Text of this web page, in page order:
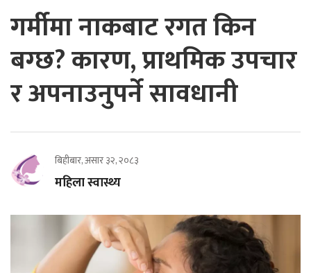
गर्मीमा नाकबाट रगत किन
बग्छ? कारण, प्राथमिक उपचार
र अपनाउनुपर्ने सावधानी
बिहीबार, असार ३२, २०८३
महिला स्वास्थ्य